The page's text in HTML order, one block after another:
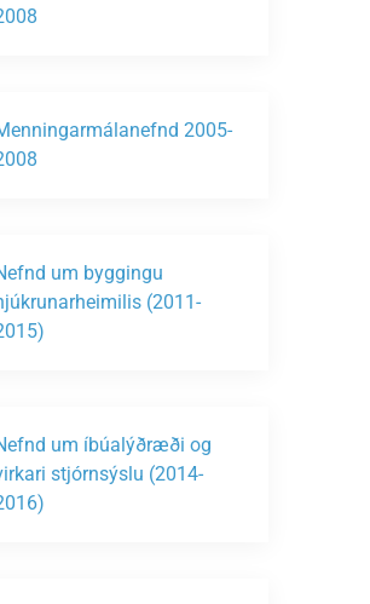
2005-
um byggingu
(2011-
um íbúalýðræði og
stjórnsýslu (2014-